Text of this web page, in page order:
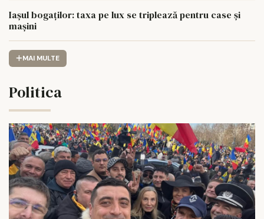
Iașul bogaților: taxa pe lux se triplează pentru case și
mașini
MAI MULTE
Politica